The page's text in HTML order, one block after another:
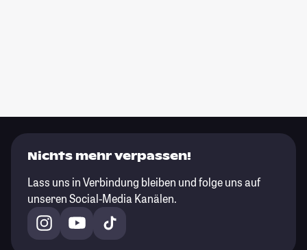
Nichts mehr verpassen!
Lass uns in Verbindung bleiben und folge uns auf
unseren Social-Media Kanälen.